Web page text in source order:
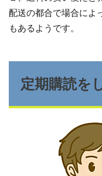
配送の都合で場合によ
もあるようです。
定期購読を